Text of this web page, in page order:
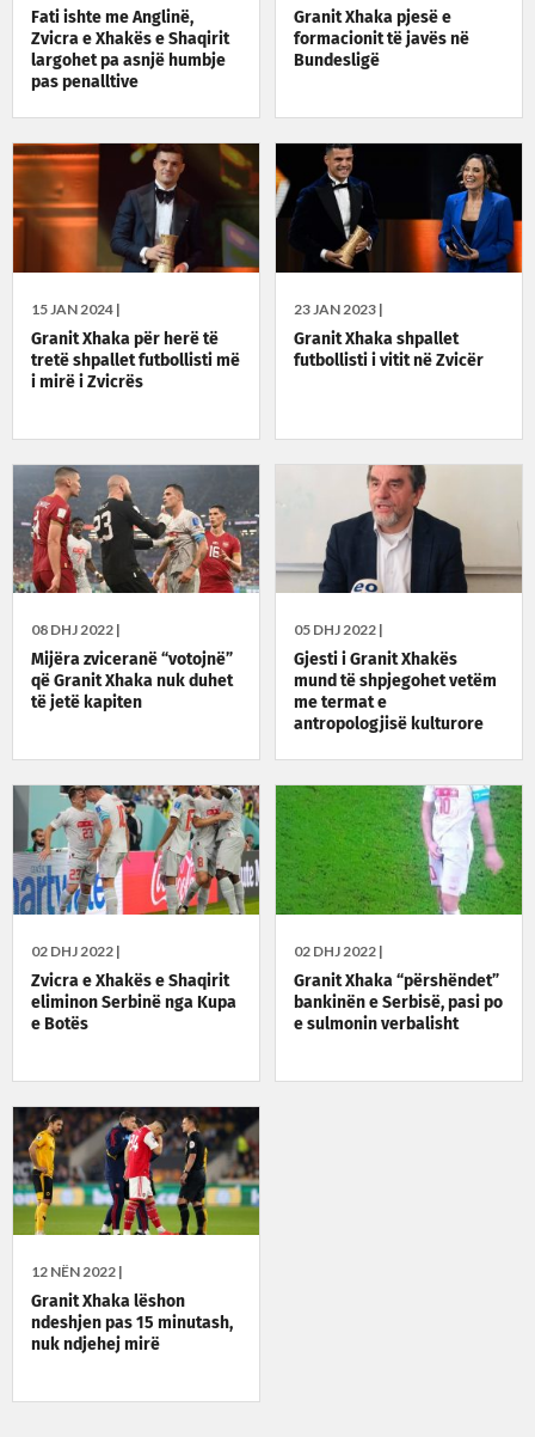
Fati ishte me Anglinë,
Zvicra e Xhakës e Shaqirit
largohet pa asnjë humbje
pas penalltive
Granit Xhaka pjesë e
formacionit të javës në
Bundesligë
15 JAN 2024 |
Granit Xhaka për herë të
tretë shpallet futbollisti më
i mirë i Zvicrës
23 JAN 2023 |
Granit Xhaka shpallet
futbollisti i vitit në Zvicër
08 DHJ 2022 |
Mijëra zviceranë “votojnë”
që Granit Xhaka nuk duhet
të jetë kapiten
05 DHJ 2022 |
Gjesti i Granit Xhakës
mund të shpjegohet vetëm
me termat e
antropologjisë kulturore
02 DHJ 2022 |
Zvicra e Xhakës e Shaqirit
eliminon Serbinë nga Kupa
e Botës
02 DHJ 2022 |
Granit Xhaka “përshëndet”
bankinën e Serbisë, pasi po
e sulmonin verbalisht
12 NËN 2022 |
Granit Xhaka lëshon
ndeshjen pas 15 minutash,
nuk ndjehej mirë